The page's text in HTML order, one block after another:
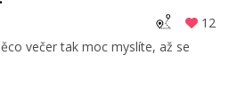
12
večer tak moc myslíte, až se